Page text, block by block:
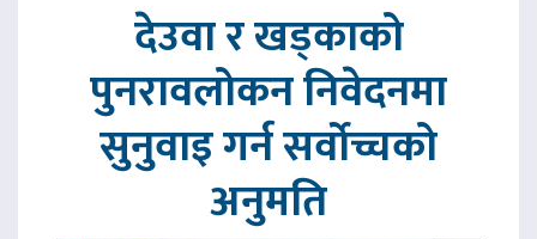
देउवा र खड्काको
पुनरावलोकन निवेदनमा
सुनुवाइ गर्न सर्वोच्चको
अनुमति